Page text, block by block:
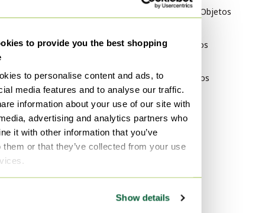
to provide you the best shopping
to personalise content and ads, to
media features and to analyse our traffic.
information about your use of our site with
advertising and analytics partners who
it with other information that you’ve
them or that they’ve collected from your use
Show details
Diseño italiano Objetos
Art Deco Objetos
Industrial Objetos
decorativos
Por material
Cromo Objetos decorativos
rvs Objetos decorativos
Porcelana Objetos